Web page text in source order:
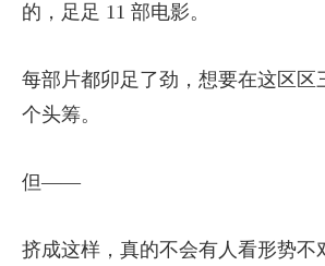
的，足足 11 部电影。
每部片都卯足了劲，想要在这区区
个头筹。
但——
挤成这样，真的不会有人看形势不